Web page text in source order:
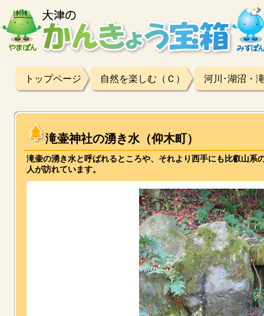
トップページ 自然を楽しむ（Ｃ） 河川･湖沼・
滝壷神社の湧き水（仰木町）
滝壷の湧き水と呼ばれるところや、それより西手にも比叡山
人が訪れています。